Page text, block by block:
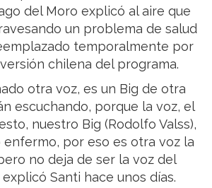
del Moro explicó al aire que
un problema de salud
temporalmente por
chilena del programa.
otra voz, es un Big de otra
escuchando, porque la voz, el
nuestro Big (Rodolfo Valss),
por eso es otra voz la
no deja de ser la voz del
explicó Santi hace unos días.